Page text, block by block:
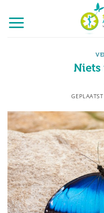
naar
inhoud
Niets